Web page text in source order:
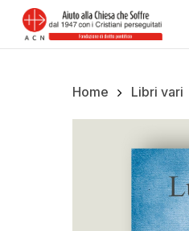
Skip
Home Libri vari